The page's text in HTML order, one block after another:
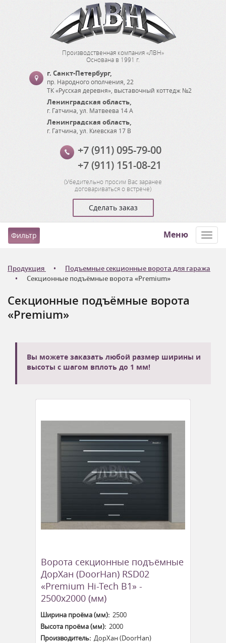
Производственная компания «ЛВН»
Основана в 1991 г.
г. Санкт-Петербург,
пр. Народного ополчения, 22
ТК «Русская деревня», выставочный коттедж №2
Ленинградская область,
г. Гатчина ул. Матвеева 14 А
Ленинградская область,
г. Гатчина ул. Киевская 17 В
+7 (911) 095-79-00
+7 (911) 151-08-21
(Убедительно просим Вас заранее
договариваться о встрече)
Сделать заказ
Фильтр Меню
Продукция
Подъемные секционные ворота для гаража
Секционные подъёмные ворота «Premium»
Секционные подъёмные ворота
«Premium»
Вы можете заказать любой размер ширины и
высоты с шагом вплоть до 1 мм!
Ворота секционные подъёмные
ДорХан (DoorHan) RSD02
«Premium Hi-Tech B1» -
2500x2000 (мм)
Ширина проёма (мм):2500
Высота проёма (мм):2000
Производитель:ДорХан (DoorHan)